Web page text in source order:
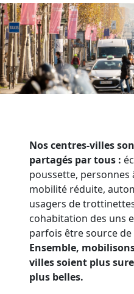
Nos centres-villes
partagés par tous :
poussette, personnes
mobilité réduite,
usagers de
cohabitation des uns
parfois être source de
Ensemble,
villes soient plus
plus belles.